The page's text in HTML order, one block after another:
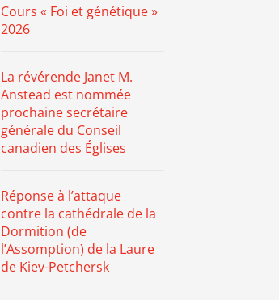
Cours « Foi et génétique »
2026
La révérende Janet M.
Anstead est nommée
prochaine secrétaire
générale du Conseil
canadien des Églises
Réponse à l’attaque
contre la cathédrale de la
Dormition (de
l’Assomption) de la Laure
de Kiev-Petchersk